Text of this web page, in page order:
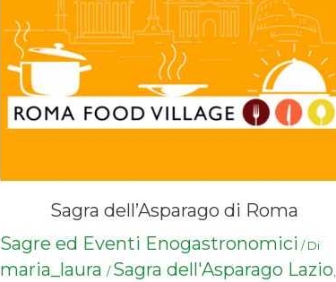
Sagra dell’Asparago di Roma
Sagre ed Eventi Enogastronomici / Di
maria_laura / Sagra dell'Asparago Lazio,